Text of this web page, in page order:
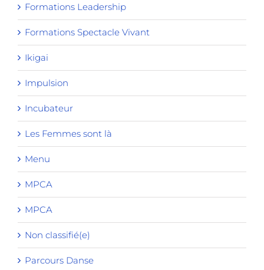
Formations Leadership
Formations Spectacle Vivant
Ikigai
Impulsion
Incubateur
Les Femmes sont là
Menu
MPCA
MPCA
Non classifié(e)
Parcours Danse